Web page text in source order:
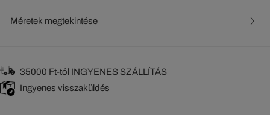
Méretek megtekintése
35000 Ft-tól INGYENES SZÁLLÍTÁS
Ingyenes visszaküldés